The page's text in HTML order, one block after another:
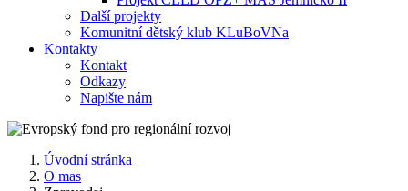
Další projekty
Komunitní dětský klub KLuBoVNa
Kontakty
Kontakt
Odkazy
Napište nám
Úvodní stránka
O mas